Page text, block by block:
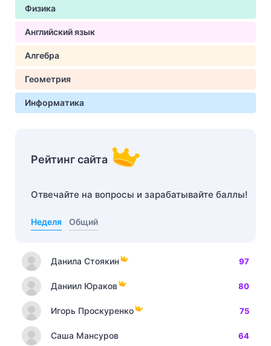
Физика
Английский язык
Алгебра
Геометрия
Информатика
Рейтинг сайта
Отвечайте на вопросы и зарабатывайте баллы!
Неделя Общий
Данила Стоякин 97
Даниил Юраков 80
Игорь Проскуренко 75
Саша Мансуров 64